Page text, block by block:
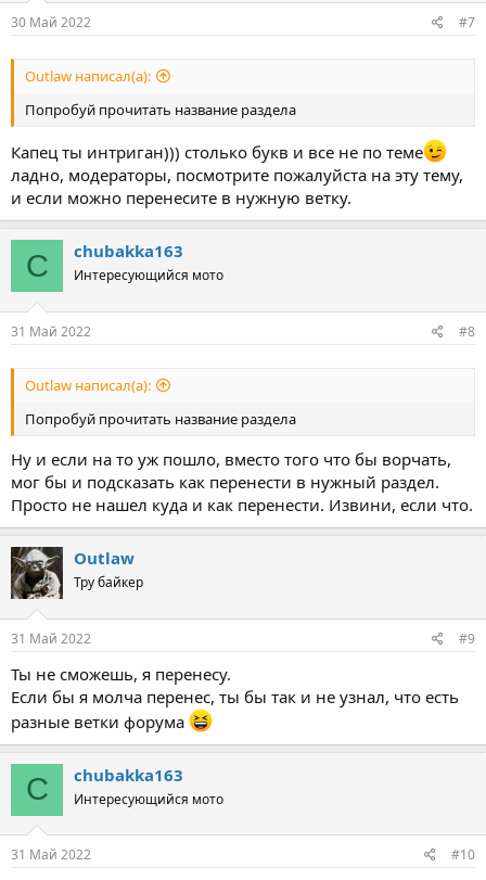
30 Май 2022 #7
Outlaw написал(а):
Попробуй прочитать название раздела
Капец ты интриган))) столько букв и все не по теме
ладно, модераторы, посмотрите пожалуйста на эту тему,
и если можно перенесите в нужную ветку.
C chubakka163
Интересующийся мото
31 Май 2022 #8
Outlaw написал(а):
Попробуй прочитать название раздела
Ну и если на то уж пошло, вместо того что бы ворчать,
мог бы и подсказать как перенести в нужный раздел.
Просто не нашел куда и как перенести. Извини, если что.
Outlaw
Тру байкер
31 Май 2022 #9
Ты не сможешь, я перенесу.
Если бы я молча перенес, ты бы так и не узнал, что есть
разные ветки форума
C chubakka163
Интересующийся мото
31 Май 2022 #10